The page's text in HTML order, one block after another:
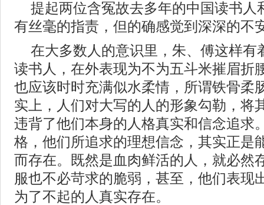
提起两位含冤故去多年的中国读书人
有丝毫的指责，但的确感觉到深深的不
在大多数人的意识里，朱、傅这样有
读书人，在外表现为不为五斗米摧眉折
也应该时时充满似水柔情，所谓铁骨柔
实上，人们对大写的人的形象勾勒，将
违背了他们本身的人格真实和信念追求
格，他们所追求的理想信念，其实正是
而存在。既然是血肉鲜活的人，就必然
服也不必苛求的脆弱，甚至，他们表现
为了不起的人真实存在。